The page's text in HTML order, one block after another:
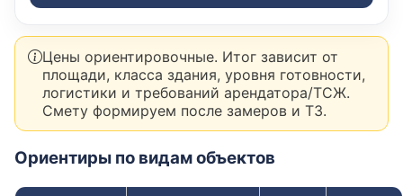
Цены ориентировочные. Итог зависит от
площади, класса здания, уровня готовности,
логистики и требований арендатора/ТСЖ.
Смету формируем после замеров и ТЗ.
Ориентиры по видам объектов